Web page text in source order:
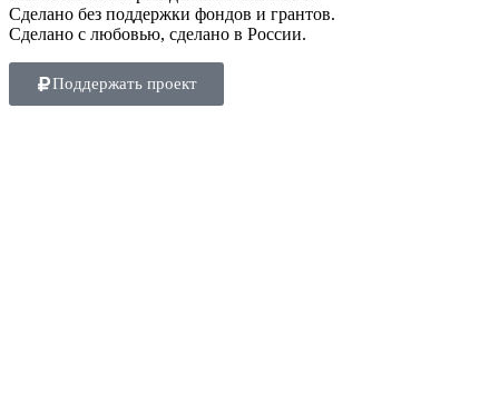
Сделано без поддержки фондов и грантов.
Сделано с любовью, сделано в России.
Поддержать проект